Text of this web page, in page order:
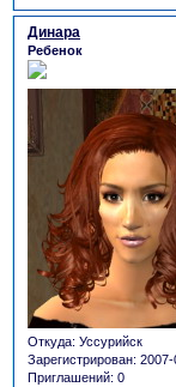
Динара
Ребенок
Откуда: Уссурийск
Зарегистрирован:
Приглашений: 0